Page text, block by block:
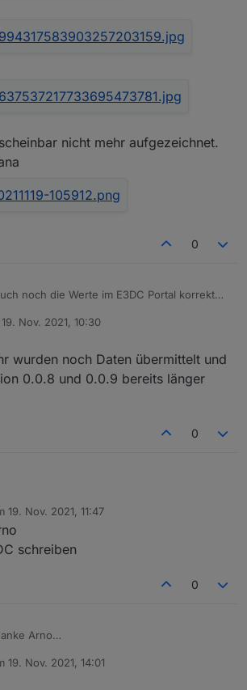
nicht mehr aufgezeichnet.
0
noch die Werte im E3DC Portal korrekt
Zufall aber seit dem Update auf die 0.0.8
wird scheinbar nicht mehr aufgezeichnet.
19. Nov. 2021, 10:30
von
wurden noch Daten übermittelt und
0.0.8 und 0.0.9 bereits länger
0
0.0.8 und 0.0.9 bereits länger
19. Nov. 2021, 11:47
von
schreiben
0
Arno
19. Nov. 2021, 14:01
von